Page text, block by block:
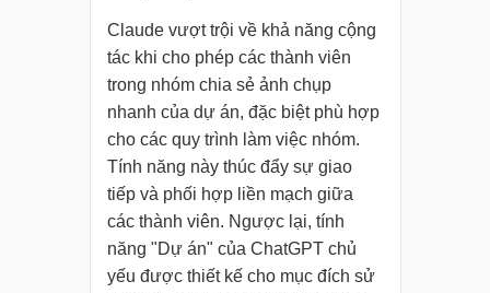
Claude vượt trội về khả năng cộng
tác khi cho phép các thành viên
trong nhóm chia sẻ ảnh chụp
nhanh của dự án, đặc biệt phù hợp
cho các quy trình làm việc nhóm.
Tính năng này thúc đẩy sự giao
tiếp và phối hợp liền mạch giữa
các thành viên. Ngược lại, tính
năng "Dự án" của ChatGPT chủ
yếu được thiết kế cho mục đích sử